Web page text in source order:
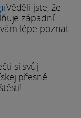
Věděli jste, že
západní
lépe poznat
si svůj
přesné